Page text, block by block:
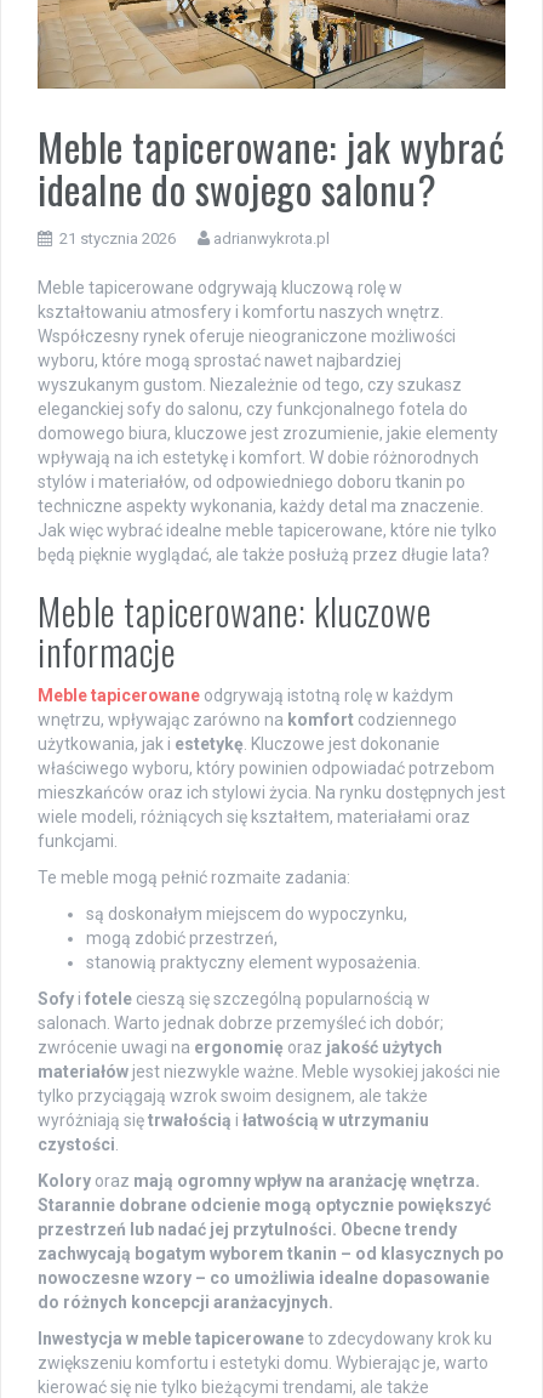
Meble tapicerowane: jak wybrać
idealne do swojego salonu?
21 stycznia 2026 adrianwykrota.pl
Meble tapicerowane odgrywają kluczową rolę w
kształtowaniu atmosfery i komfortu naszych wnętrz.
Współczesny rynek oferuje nieograniczone możliwości
wyboru, które mogą sprostać nawet najbardziej
wyszukanym gustom. Niezależnie od tego, czy szukasz
eleganckiej sofy do salonu, czy funkcjonalnego fotela do
domowego biura, kluczowe jest zrozumienie, jakie elementy
wpływają na ich estetykę i komfort. W dobie różnorodnych
stylów i materiałów, od odpowiedniego doboru tkanin po
techniczne aspekty wykonania, każdy detal ma znaczenie.
Jak więc wybrać idealne meble tapicerowane, które nie tylko
będą pięknie wyglądać, ale także posłużą przez długie lata?
Meble tapicerowane: kluczowe
informacje
Meble tapicerowane odgrywają istotną rolę w każdym
wnętrzu, wpływając zarówno na komfort codziennego
użytkowania, jak i estetykę . Kluczowe jest dokonanie
właściwego wyboru, który powinien odpowiadać potrzebom
mieszkańców oraz ich stylowi życia. Na rynku dostępnych jest
wiele modeli, różniących się kształtem, materiałami oraz
funkcjami.
Te meble mogą pełnić rozmaite zadania:
są doskonałym miejscem do wypoczynku,
mogą zdobić przestrzeń,
stanowią praktyczny element wyposażenia.
Sofy i fotele cieszą się szczególną popularnością w
salonach. Warto jednak dobrze przemyśleć ich dobór;
zwrócenie uwagi na ergonomię oraz jakość użytych
materiałów jest niezwykle ważne. Meble wysokiej jakości nie
tylko przyciągają wzrok swoim designem, ale także
wyróżniają siętrwałością i łatwością w utrzymaniu
czystości
Kolory oraz mają ogromny wpływ na aranżację wnętrza.
Starannie dobrane odcienie mogą optycznie powiększyć
przestrzeń lub nadać jej przytulności. Obecne trendy
zachwycają bogatym wyborem tkanin – od klasycznych po
nowoczesne wzory – co umożliwia idealne dopasowanie
do różnych koncepcji aranżacyjnych.
Inwestycja w meble tapicerowaneto zdecydowany krok ku
zwiększeniu komfortu i estetyki domu. Wybierając je, warto
kierować się nie tylko bieżącymi trendami, ale także